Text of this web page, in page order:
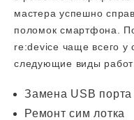
мастера успешно
поломок смартфона.
re:device чаще всего
следующие виды
Замена USB порта
Ремонт сим лотка